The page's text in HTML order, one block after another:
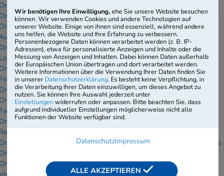
Wir benötigen Ihre Einwilligung,ehe Sie unsere Website besuchen
können. Wir verwenden Cookies und andere Technologien auf
unserer Website. Einige von ihnen sind essenziell, während andere
uns helfen, die Website und Ihre Erfahrung zu verbessern.
Personenbezogene Daten können verarbeitet werden (z. B. IP-
Adressen), etwa für personalisierte Anzeigen und Inhalte oder die
Messung von Anzeigen und Inhalten. Dabei können Daten außerhalb
der Europäischen Union übertragen und dort verarbeitet werden.
Weitere Informationen über die Verwendung Ihrer Daten finden Sie
in unserer Datenschutzerklärung. Es besteht keine Verpflichtung, in
die Verarbeitung Ihrer Daten einzuwilligen, um dieses Angebot zu
nutzen. Sie können Ihre Auswahl jederzeit unter
Einstellungenwiderrufen oder anpassen. Bitte beachten Sie, dass
aufgrund individueller Einstellungen möglicherweise nicht alle
Funktionen der Website verfügbar sind.
DatenschutzImpressum
ALLE AKZEPTIEREN
Einstellungstest Industriekaufmann / Industriekauffrau
Einstellungstest Kaufmann / Kauffrau für Büromanagement
Einstellungstest Kaufmann / Kauffrau für Groß- und
Einstellungstest Kaufmann / Kauffrau für Spedition und
Einstellungstest Kaufmann / Kauffrau für Versicherungen und
Einstellungstest Kaufmann / Kauffrau im Einzelhandel
Einstellungstest Medizinischer Fachangestellter / Medizinische
Einstellungstest Rechtsanwaltsfachangestellter /
Einstellungstest Steuerfachangestellter / Steuerfachangestellte
Einstellungstest Verkäufer / Verkäuferin
Einstellungstest Verwaltungsfachangestellter /